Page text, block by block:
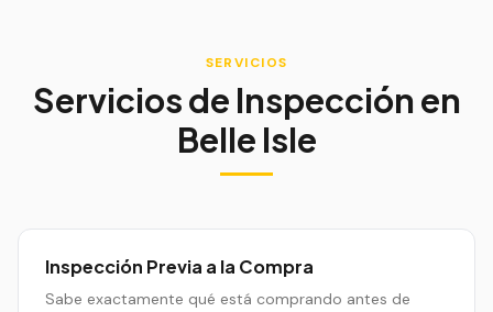
SERVICIOS
Servicios de Inspección en
Belle Isle
Inspección Previa a la Compra
Sabe exactamente qué está comprando antes de